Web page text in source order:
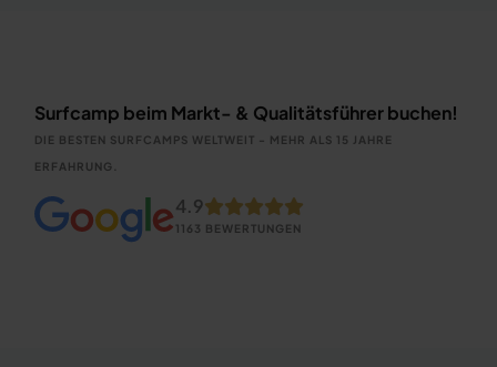
Surfcamp beim Markt- & Qualitätsführer buchen!
DIE BESTEN SURFCAMPS WELTWEIT - MEHR ALS 15 JAHRE
ERFAHRUNG.
4.9
1163 BEWERTUNGEN